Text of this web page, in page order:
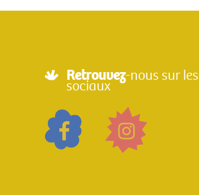
Retrouvez-nous sur
sociaux